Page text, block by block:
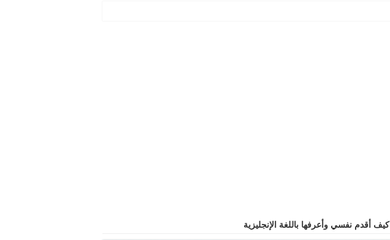
كيف أقدم نفسي وأعرفها باللغة الإنجليزية